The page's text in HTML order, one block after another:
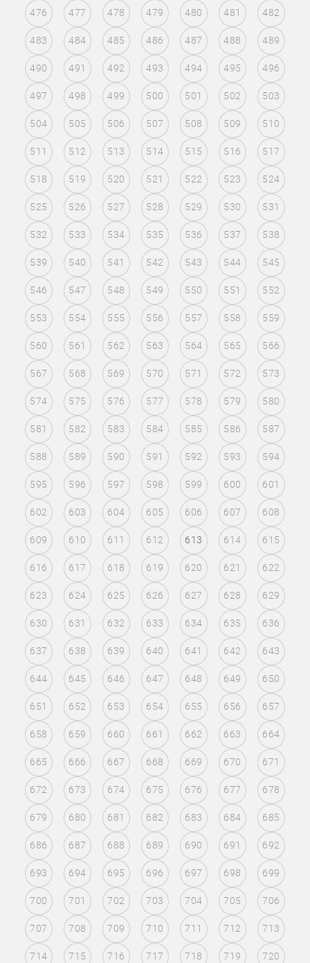
476 477 478 479 480 481 482
483 484 485 486 487 488 489
490 491 492 493 494 495 496
497 498 499 500 501 502 503
504 505 506 507 508 509 510
511 512 513 514 515 516 517
518 519 520 521 522 523 524
525 526 527 528 529 530 531
532 533 534 535 536 537 538
539 540 541 542 543 544 545
546 547 548 549 550 551 552
553 554 555 556 557 558 559
560 561 562 563 564 565 566
567 568 569 570 571 572 573
574 575 576 577 578 579 580
581 582 583 584 585 586 587
588 589 590 591 592 593 594
595 596 597 598 599 600 601
602 603 604 605 606 607 608
609 610 611 612 613 614 615
616 617 618 619 620 621 622
623 624 625 626 627 628 629
630 631 632 633 634 635 636
637 638 639 640 641 642 643
644 645 646 647 648 649 650
651 652 653 654 655 656 657
658 659 660 661 662 663 664
665 666 667 668 669 670 671
672 673 674 675 676 677 678
679 680 681 682 683 684 685
686 687 688 689 690 691 692
693 694 695 696 697 698 699
700 701 702 703 704 705 706
707 708 709 710 711 712 713
714 715 716 717 718 719 720